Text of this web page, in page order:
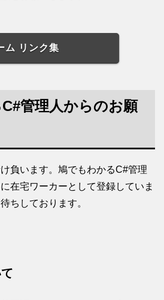
ム リンク集
管理人からのお願
負います。鳩でもわかるC#管理
在宅ワーカーとして登録していま
ちしております。